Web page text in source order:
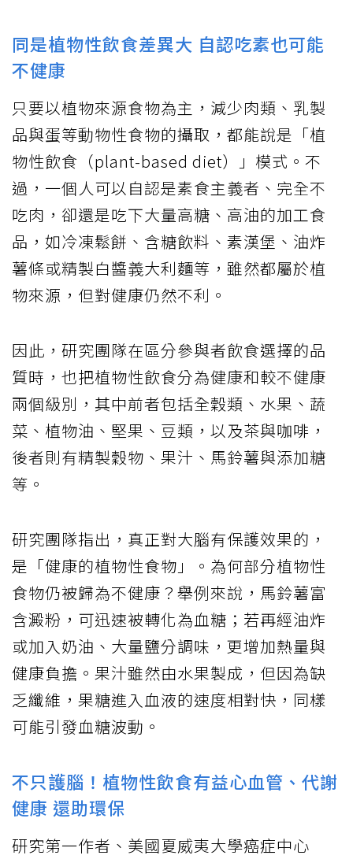
同是植物性飲食差異大 自認吃素也可能
不健康
只要以植物來源食物為主，減少肉類、乳製
品與蛋等動物性食物的攝取，都能說是「植
物性飲食（plant-based diet）」模式。不
過，一個人可以自認是素食主義者、完全不
吃肉，卻還是吃下大量高糖、高油的加工食
品，如冷凍鬆餅、含糖飲料、素漢堡、油炸
薯條或精製白醬義大利麵等，雖然都屬於植
物來源，但對健康仍然不利。
因此，研究團隊在區分參與者飲食選擇的品
質時，也把植物性飲食分為健康和較不健康
兩個級別，其中前者包括全穀類、水果、蔬
菜、植物油、堅果、豆類，以及茶與咖啡，
後者則有精製穀物、果汁、馬鈴薯與添加糖
等。
研究團隊指出，真正對大腦有保護效果的，
是「健康的植物性食物」。為何部分植物性
食物仍被歸為不健康？舉例來說，馬鈴薯富
含澱粉，可迅速被轉化為血糖；若再經油炸
或加入奶油、大量鹽分調味，更增加熱量與
健康負擔。果汁雖然由水果製成，但因為缺
乏纖維，果糖進入血液的速度相對快，同樣
可能引發血糖波動。
不只護腦！植物性飲食有益心血管、代謝
健康 還助環保
研究第一作者、美國夏威夷大學癌症中心